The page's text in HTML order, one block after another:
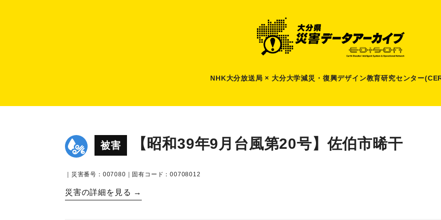
NHK大分放送局 × 大分大学減災 ・ 復興デザイン教育研究センター
被害 【昭和39年9月台風第20号】佐伯市晞干
｜災害番号：007080｜固有コード：00708012
災害の詳細を見る →